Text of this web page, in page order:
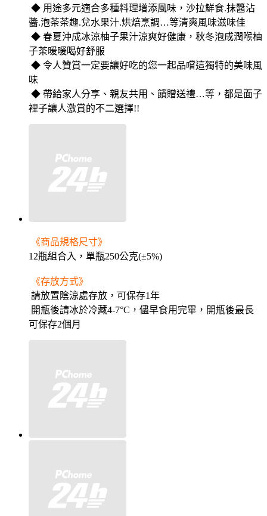
◆ 用途多元適合多種料理增添風味，沙拉鮮食.抹醬沾
醬.泡茶茶趣.兌水果汁.烘焙烹調…等清爽風味滋味佳
◆ 春夏沖成冰涼柚子果汁涼爽好健康，秋冬泡成潤喉柚
子茶暖暖喝好舒服
◆ 令人贊賞一定要讓好吃的您一起品嚐這獨特的美味風
味
◆ 帶給家人分享、親友共用、饋贈送禮…等，都是面子
裡子讓人激賞的不二選擇!!
《商品規格尺寸》
12瓶組合入，單瓶250公克(±5%)
《存放方式》
請放置陰涼處存放，可保存1年
開瓶後請冰於冷藏4-7°C，儘早食用完畢，開瓶後最長
可保存2個月